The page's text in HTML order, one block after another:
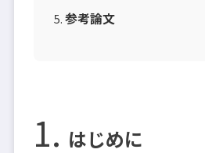
参考論文
はじめに